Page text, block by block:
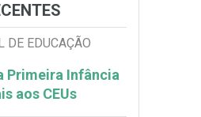
DE EDUCAÇÃO
Primeira Infância
aos CEUs